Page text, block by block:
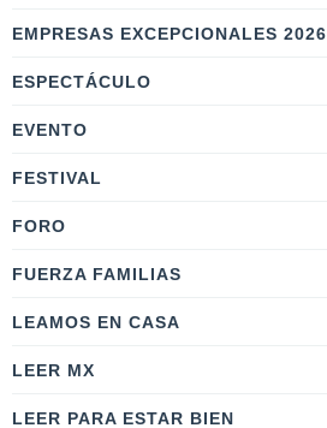
EMPRESAS EXCEPCIONALES 2026
ESPECTÁCULO
EVENTO
FESTIVAL
FORO
FUERZA FAMILIAS
LEAMOS EN CASA
LEER MX
LEER PARA ESTAR BIEN